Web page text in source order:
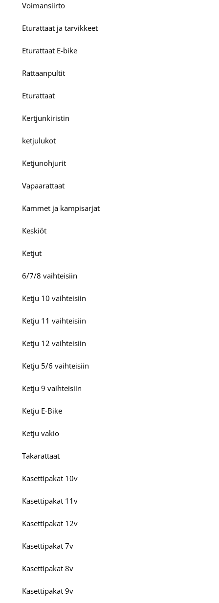
Voimansiirto
Eturattaat ja tarvikkeet
Eturattaat E-bike
Rattaanpultit
Eturattaat
Kertjunkiristin
ketjulukot
Ketjunohjurit
Vapaarattaat
Kammet ja kampisarjat
Keskiöt
Ketjut
6/7/8 vaihteisiin
Ketju 10 vaihteisiin
Ketju 11 vaihteisiin
Ketju 12 vaihteisiin
Ketju 5/6 vaihteisiin
Ketju 9 vaihteisiin
Ketju E-Bike
Ketju vakio
Takarattaat
Kasettipakat 10v
Kasettipakat 11v
Kasettipakat 12v
Kasettipakat 7v
Kasettipakat 8v
Kasettipakat 9v